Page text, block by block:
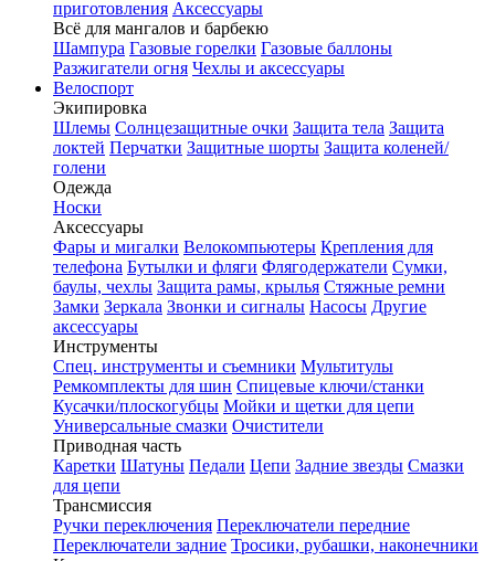
приготовления Аксессуары
Всё для мангалов и барбекю
Шампура Газовые горелки Газовые баллоны
Разжигатели огня Чехлы и аксессуары
Велоспорт
Экипировка
Шлемы Солнцезащитные очки Защита тела Защита
локтей Перчатки Защитные шорты Защита коленей/
голени
Одежда
Носки
Аксессуары
Фары и мигалки Велокомпьютеры Крепления для
телефона Бутылки и фляги Флягодержатели Сумки,
баулы, чехлы Защита рамы, крылья Стяжные ремни
Замки Зеркала Звонки и сигналы Насосы Другие
аксессуары
Инструменты
Спец. инструменты и съемники Мультитулы
Ремкомплекты для шин Спицевые ключи/станки
Кусачки/плоскогубцы Мойки и щетки для цепи
Универсальные смазки Очистители
Приводная часть
Каретки Шатуны Педали Цепи Задние звезды Смазки
для цепи
Трансмиссия
Ручки переключения Переключатели передние
Переключатели задние Тросики, рубашки, наконечники